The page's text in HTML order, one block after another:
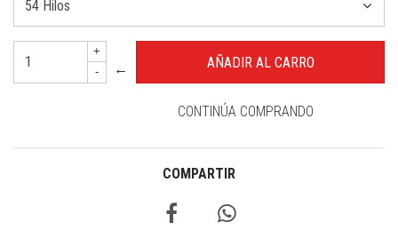
+
-
←
CONTINÚA COMPRANDO
COMPARTIR